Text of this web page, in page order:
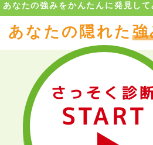
あなたの強みをかんたんに発見して
あなたの隠れた強
さっそく診
START